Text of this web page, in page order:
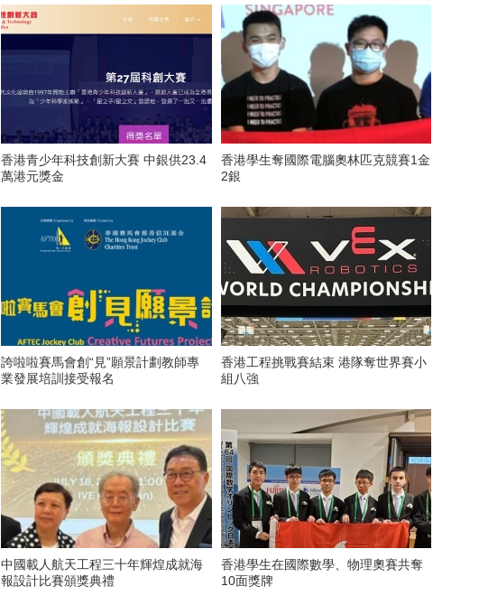
香港青少年科技創新大賽 中銀供23.4
萬港元獎金
香港學生奪國際電腦奧林匹克競賽1金
2銀
誇啦啦賽馬會創“見”願景計劃教師專
業發展培訓接受報名
香港工程挑戰賽結束 港隊奪世界賽小
組八強
中國載人航天工程三十年輝煌成就海
報設計比賽頒獎典禮
香港學生在國際數學、物理奧賽共奪
10面獎牌